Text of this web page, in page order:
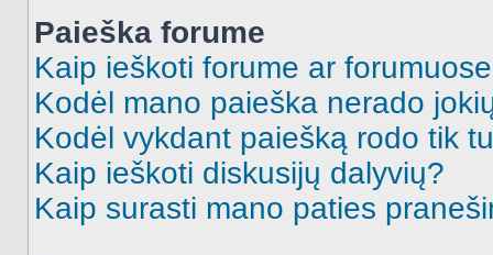
Paieška forume
Kaip ieškoti forume ar
Kodėl mano paieška nerado
Kodėl vykdant paiešką rodo tik
Kaip ieškoti diskusijų dalyvių?
Kaip surasti mano paties